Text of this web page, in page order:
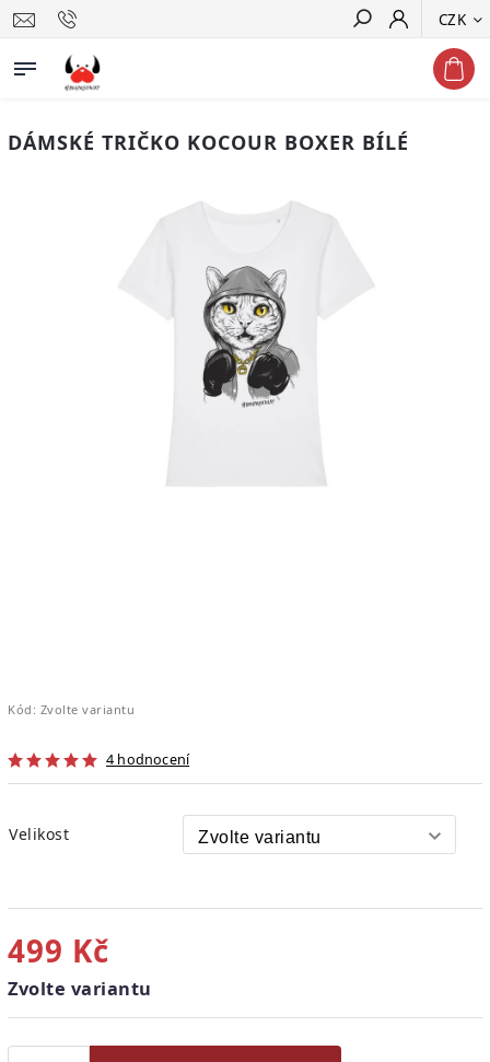
CZK
Hledat
DÁMSKÉ TRIČKO KOCOUR BOXER BÍLÉ
Kód: Zvolte variantu
4 hodnocení
Velikost
499 Kč
Zvolte variantu